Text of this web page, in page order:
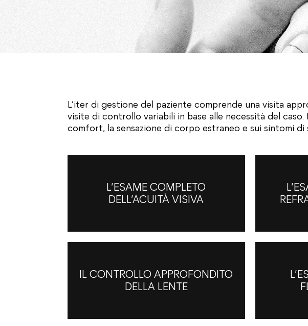
L’iter di gestione del paziente comprende una visita
visite di controllo variabili in base alle necessità del
comfort, la sensazione di corpo estraneo e sui sintomi di
L’ESAME COMPLETO
DELL’ACUITÀ VISIVA
IL CONTROLLO APPROFONDITO
DELLA LENTE